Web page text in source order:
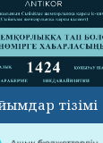
тізімі